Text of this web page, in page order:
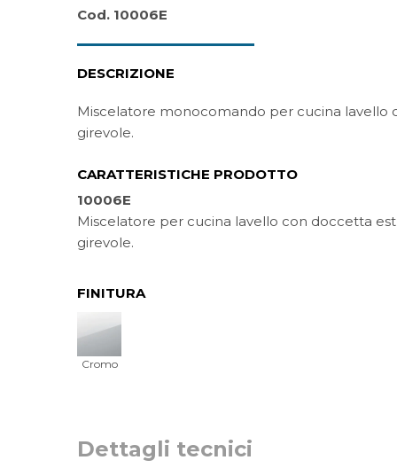
Cod. 10006E
DESCRIZIONE
Miscelatore monocomando per cucina lavello
girevole.
CARATTERISTICHE PRODOTTO
10006E
Miscelatore per cucina lavello con doccetta
girevole.
FINITURA
Cromo
Dettagli tecnici